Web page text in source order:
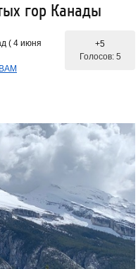
гор Канады
( 4 июня
+5
Голосов: 5